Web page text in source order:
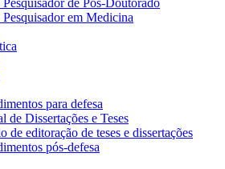
de Pós-Doutorado
em Medicina
para defesa
de Dissertações e Teses
de editoração de teses e dissertações
pós-defesa